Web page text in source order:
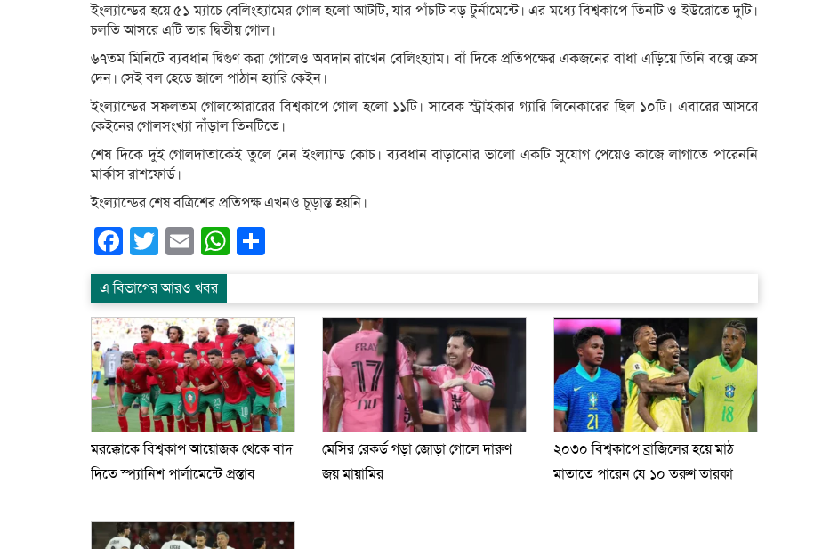
ইংল্যান্ডের হয়ে ৫১ ম্যাচে বেলিংহ্যামের গোল হলো আটটি, যার পাঁচটি বড় টুর্নামেন্টে। এর মধ্যে বিশ্বকাপে তিনটি ও ইউরোতে দুটি।
চলতি আসরে এটি তার দ্বিতীয় গোল।
৬৭তম মিনিটে ব্যবধান দ্বিগুণ করা গোলেও অবদান রাখেন বেলিংহ্যাম। বাঁ দিকে প্রতিপক্ষের একজনের বাধা এড়িয়ে তিনি বক্সে ক্রস
দেন। সেই বল হেডে জালে পাঠান হ্যারি কেইন।
ইংল্যান্ডের সফলতম গোলস্কোরারের বিশ্বকাপে গোল হলো ১১টি। সাবেক স্ট্রাইকার গ্যারি লিনেকারের ছিল ১০টি। এবারের আসরে
কেইনের গোলসংখ্যা দাঁড়াল তিনটিতে।
শেষ দিকে দুই গোলদাতাকেই তুলে নেন ইংল্যান্ড কোচ। ব্যবধান বাড়ানোর ভালো একটি সুযোগ পেয়েও কাজে লাগাতে পারেননি
মার্কাস রাশফোর্ড।
ইংল্যান্ডের শেষ বত্রিশের প্রতিপক্ষ এখনও চূড়ান্ত হয়নি।
Facebook
Twitter
EmailWhatsApp
এ বিভাগের আরও খবর
মরক্কোকে বিশ্বকাপ আয়োজক থেকে বাদ
দিতে স্প্যানিশ পার্লামেন্টে প্রস্তাব
মেসির রেকর্ড গড়া জোড়া গোলে দারুণ
জয় মায়ামির
২০৩০ বিশ্বকাপে ব্রাজিলের হয়ে মাঠ
মাতাতে পারেন যে ১০ তরুণ তারকা